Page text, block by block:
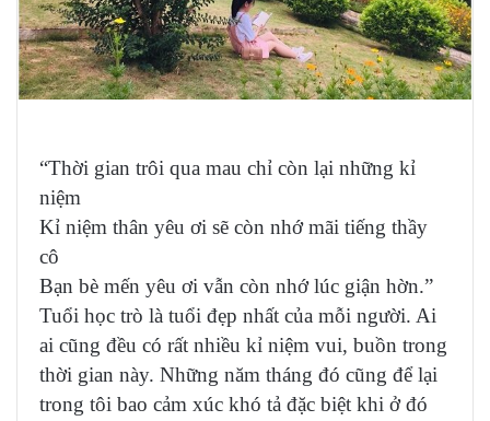
“Thời gian trôi qua mau chỉ còn lại những kỉ
niệm
Kỉ niệm thân yêu ơi sẽ còn nhớ mãi tiếng thầy
cô​
Bạn bè mến yêu ơi vẫn còn nhớ lúc giận hờn.”
Tuổi học trò là tuổi đẹp nhất của mỗi người. Ai
ai cũng đều có rất nhiều kỉ niệm vui, buồn trong
thời gian này. Những năm tháng đó cũng để lại
trong tôi bao cảm xúc khó tả đặc biệt khi ở đó